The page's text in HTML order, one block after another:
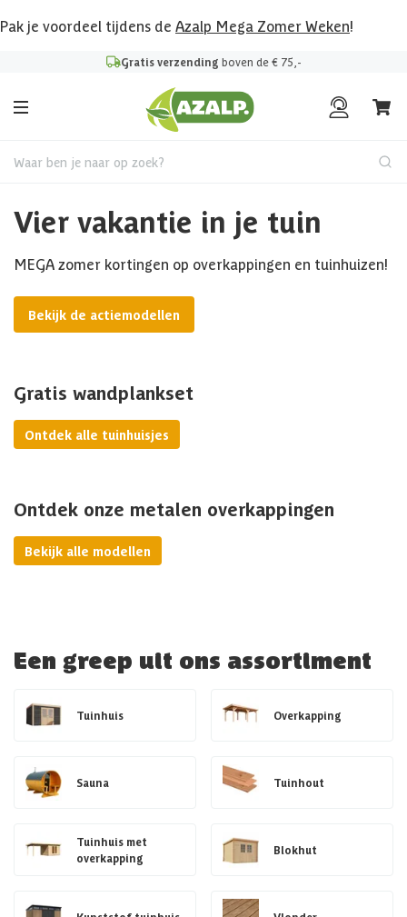
Pak je voordeel tijdens de Azalp Mega Zomer Weken!
Gratis verzending
Waar ben je naar op zoek?
Vier vakantie in je tuin
MEGA zomer kortingen op overkappingen en tuinhuizen!
Bekijk de actiemodellen
Gratis wandplankset
Ontdek alle tuinhuisjes
Ontdek onze metalen overkappingen
Bekijk alle modellen
Een greep uit ons assortiment
Tuinhuis Overkapping
Sauna Tuinhout
Tuinhuis met
overkapping
Blokhut